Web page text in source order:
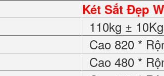
Két Sắt Đẹp
110kg ± 10Kg
Cao 820 *
Cao 480 *